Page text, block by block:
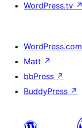
WordPress.tv ↗
WordPress.com
Matt ↗
bbPress ↗
BuddyPress ↗